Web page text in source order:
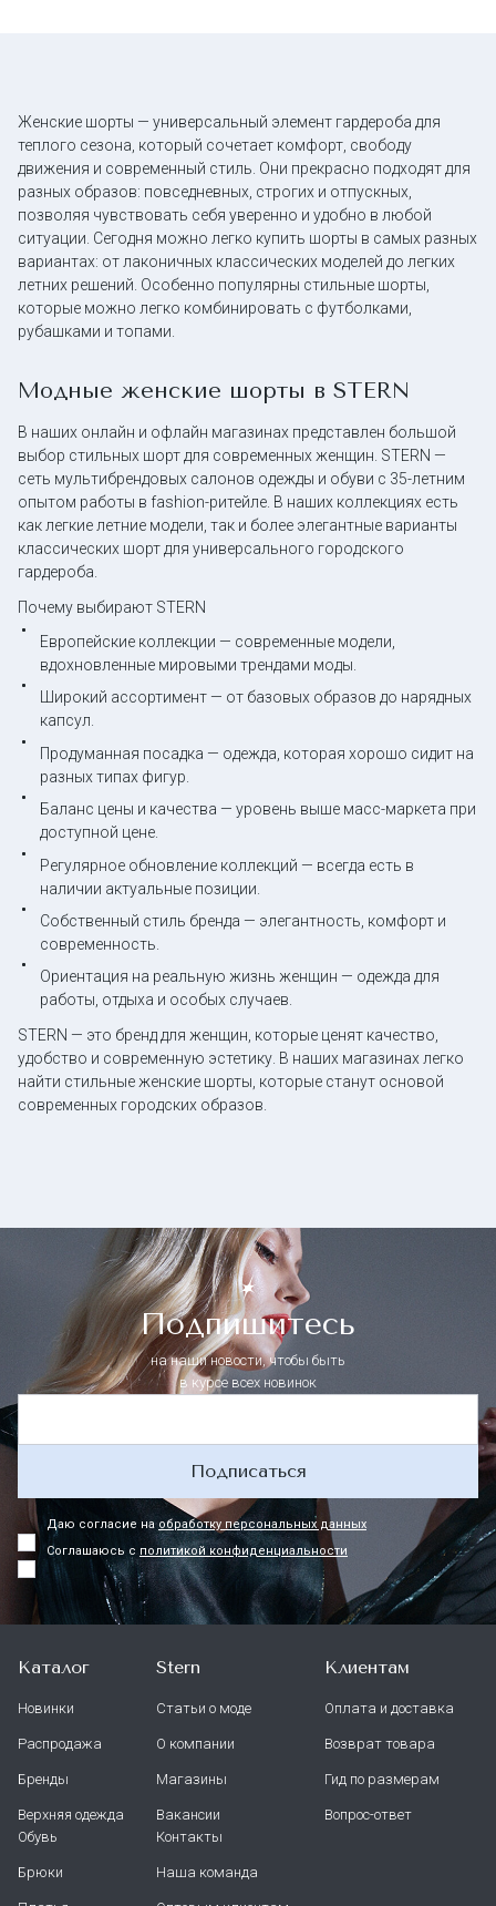
Женские шорты — универсальный элемент гардероба для
теплого сезона, который сочетает комфорт, свободу
движения и современный стиль. Они прекрасно подходят для
разных образов: повседневных, строгих и отпускных,
позволяя чувствовать себя уверенно и удобно в любой
ситуации. Сегодня можно легко купить шорты в самых разных
вариантах: от лаконичных классических моделей до легких
летних решений. Особенно популярны стильные шорты,
которые можно легко комбинировать с футболками,
рубашками и топами.
Модные женские шорты в STERN
В наших онлайн и офлайн магазинах представлен большой
выбор стильных шорт для современных женщин. STERN —
сеть мультибрендовых салонов одежды и обуви с 35-летним
опытом работы в fashion-ритейле. В наших коллекциях есть
как легкие летние модели, так и более элегантные варианты
классических шорт для универсального городского
гардероба.
Почему выбирают STERN
Европейские коллекции — современные модели,
вдохновленные мировыми трендами моды.
Широкий ассортимент — от базовых образов до нарядных
капсул.
Продуманная посадка — одежда, которая хорошо сидит на
разных типах фигур.
Баланс цены и качества — уровень выше масс-маркета при
доступной цене.
Регулярное обновление коллекций — всегда есть в
наличии актуальные позиции.
Собственный стиль бренда — элегантность, комфорт и
современность.
Ориентация на реальную жизнь женщин — одежда для
работы, отдыха и особых случаев.
STERN — это бренд для женщин, которые ценят качество,
удобство и современную эстетику. В наших магазинах легко
найти стильные женские шорты, которые станут основой
современных городских образов.
Подпишитесь
на наши новости, чтобы быть
в курсе всех новинок
Подписаться
Даю согласие наобработку персональных данных
Соглашаюсь с политикой конфиденциальности
Каталог
Новинки
Распродажа
Бренды
Верхняя одежда
Обувь
Брюки
Stern
Статьи о моде
О компании
Магазины
Вакансии
Контакты
Наша команда
Клиентам
Оплата и доставка
Возврат товара
Гид по размерам
Вопрос-ответ